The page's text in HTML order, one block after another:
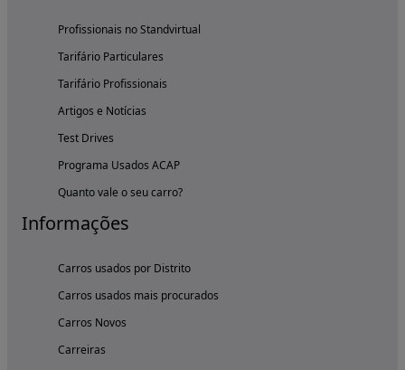
Profissionais no Standvirtual
Tarifário Particulares
Tarifário Profissionais
Artigos e Notícias
Test Drives
Programa Usados ACAP
Quanto vale o seu carro?
Informações
Carros usados por Distrito
Carros usados mais procurados
Carros Novos
Carreiras